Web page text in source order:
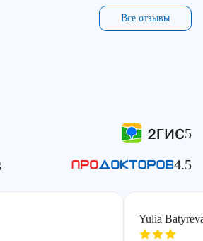
Все отзывы
5
4.5
Yulia